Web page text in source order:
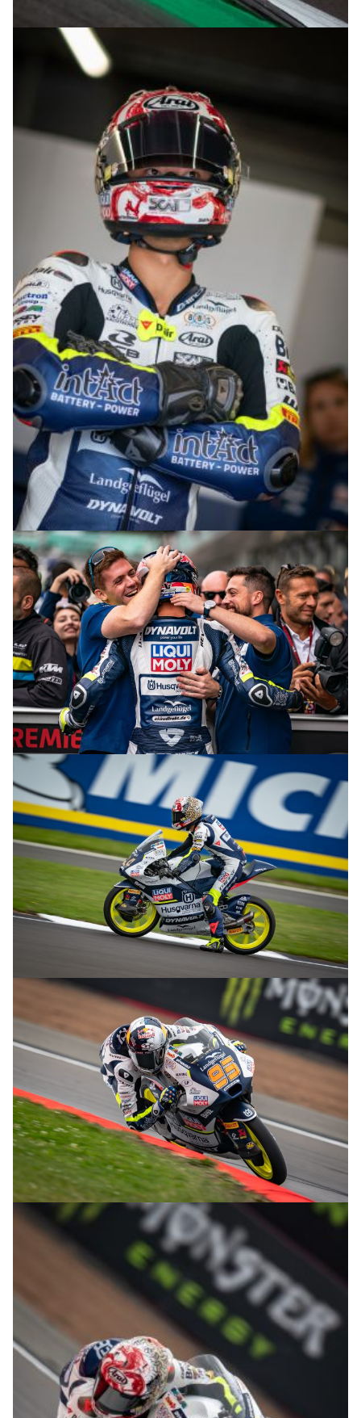
© R.Lekl & S.Wobser
© R.Lekl & S.Wobser
© R.Lekl & S.Wobser
© R.Lekl & S.Wobser
© R.Lekl & S.Wobser